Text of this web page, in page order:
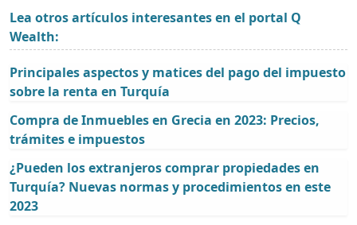
Lea otros artículos interesantes en el portal Q
Wealth:
Principales aspectos y matices del pago del impuesto
sobre la renta en Turquía
Compra de Inmuebles en Grecia en 2023: Precios,
trámites e impuestos
¿Pueden los extranjeros comprar propiedades en
Turquía? Nuevas normas y procedimientos en este
2023